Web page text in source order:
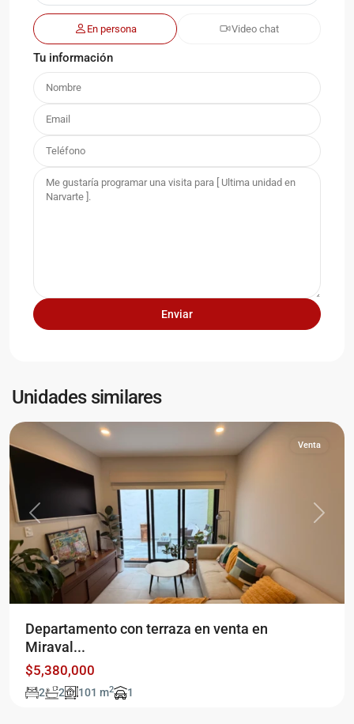
En persona Video chat
Tu información
Unidades similares
de
México
Previous Next
Venta
Departamento con terraza en venta en
Miraval...
$5,380,000
2 2 101 m2 1
valle
Ciudad
de